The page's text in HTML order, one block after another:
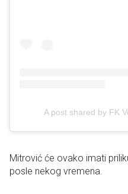
A post shared by FK
Mitrović će ovako imati
posle nekog vremena.